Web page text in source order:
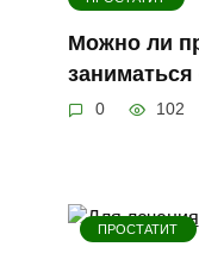
Можно ли
заниматься
0 102
ПРОСТАТИТ